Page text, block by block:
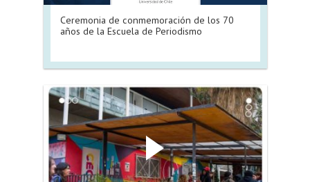
Ceremonia de conmemoración de los 70
años de la Escuela de Periodismo